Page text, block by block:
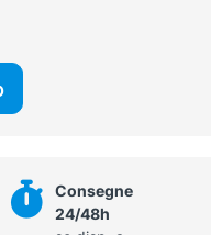
Consegne
24/48h